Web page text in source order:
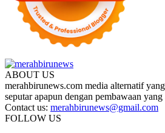
ABOUT US
merahbirunews.com media alternatif
seputar apapun dengan pembawaan yang
Contact us: merahbirunews@gmail.com
FOLLOW US